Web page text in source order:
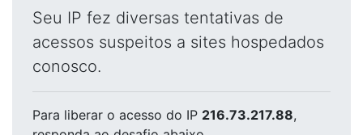
Seu IP fez diversas tentativas de
acessos suspeitos a sites hospedados
conosco.
Para liberar o acesso do IP 216.73.217.88,